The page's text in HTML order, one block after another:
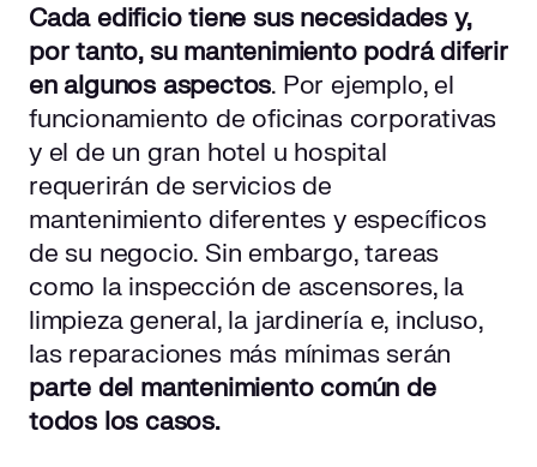
Cada edificio tiene sus necesidades y,
por tanto, su mantenimiento podrá diferir
en algunos aspectos. Por ejemplo, el
funcionamiento de oficinas corporativas
y el de un gran hotel u hospital
requerirán de servicios de
mantenimiento diferentes y específicos
de su negocio. Sin embargo, tareas
como la inspección de ascensores, la
limpieza general, la jardinería e, incluso,
las reparaciones más mínimas serán
parte del mantenimiento común de
todos los casos.